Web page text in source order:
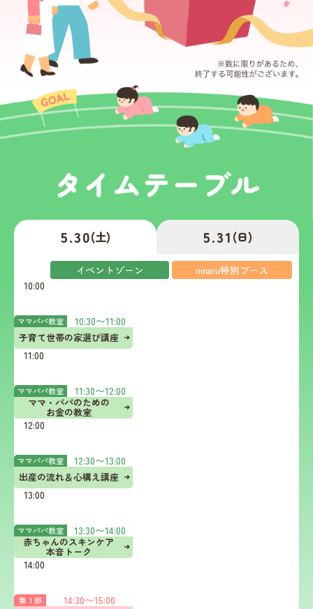
5.30(土) 5.31 (日)
イベントゾーン
ninaru特別ブース
10:00
10:30
11:00
11:30
12:00
12:30
13:00
13:30
14:00
14:30
ママパパ教室 10:30〜11:00
子育て世帯の家選び講座
ママパパ教室 11:30〜12:00
ママ・パパのための
お金の教室
ママパパ教室 12:30〜13:00
出産の流れ＆心構え講座
ママパパ教室 13:30〜14:00
赤ちゃんのスキンケア
本音トーク
第１部 14:30〜15:00
10:00〜
伝！
育児
がラ
コツ
体験
12:00〜
抱
っ
レ
ン